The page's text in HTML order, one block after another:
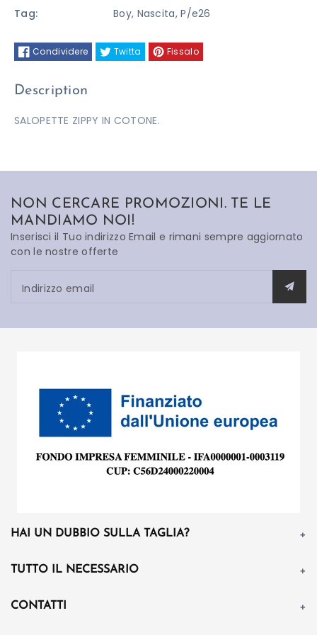
Tag: Boy, Nascita,P/e26
Condividere Twitta Fissalo
Description
SALOPETTE ZIPPY IN COTONE.
NON CERCARE PROMOZIONI. TE LE
MANDIAMO NOI!
Inserisci il Tuo indirizzo Email e rimani sempre aggiornato
con le nostre offerte
Indirizzo email
HAI UN DUBBIO SULLA TAGLIA?
TUTTO IL NECESSARIO
CONTATTI